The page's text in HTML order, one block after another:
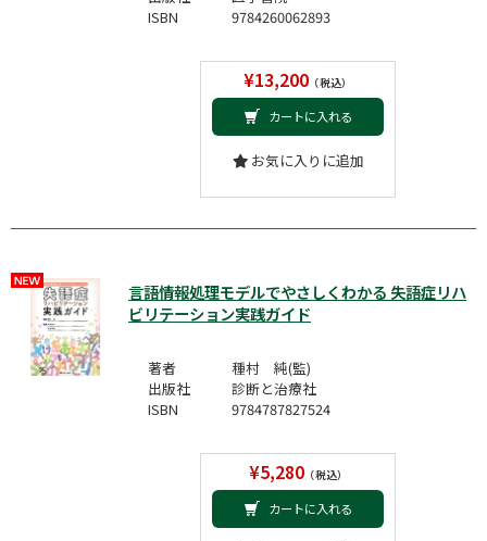
ISBN
9784260062893
¥13,200 （税込）
カートに入れる
お気に入りに追加
言語情報処理モデルでやさしくわかる 失語症リハ
ビリテーション実践ガイド
著者
種村 純(監)
出版社
診断と治療社
ISBN
9784787827524
¥5,280（税込）
カートに入れる